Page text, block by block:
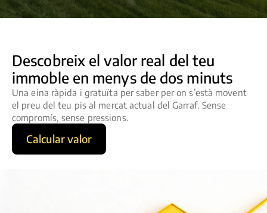
Descobreix el valor real del teu
immoble en menys de dos minuts
Una eina ràpida i gratuïta per saber per on s’està movent
el preu del teu pis al mercat actual del Garraf. Sense
compromís, sense pressions.
Calcular valor